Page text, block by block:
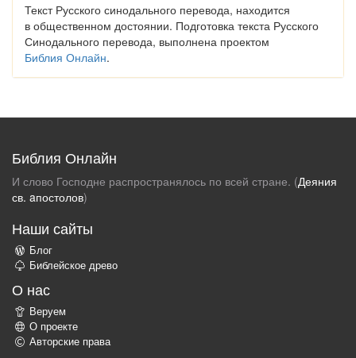
Текст Русского синодального перевода, находится
в общественном достоянии. Подготовка текста Русского
Синодального перевода, выполнена проектом
Библия Онлайн.
Библия Онлайн
И слово Господне распространялось по всей стране. (Деяния
св. aпостолов)
Наши сайты
Блог
Библейское древо
О нас
Веруем
О проекте
Авторские права